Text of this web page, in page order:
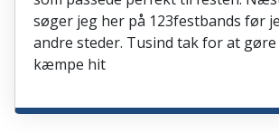
søger jeg her på 123festbands før
andre steder. Tusind tak for at
kæmpe hit